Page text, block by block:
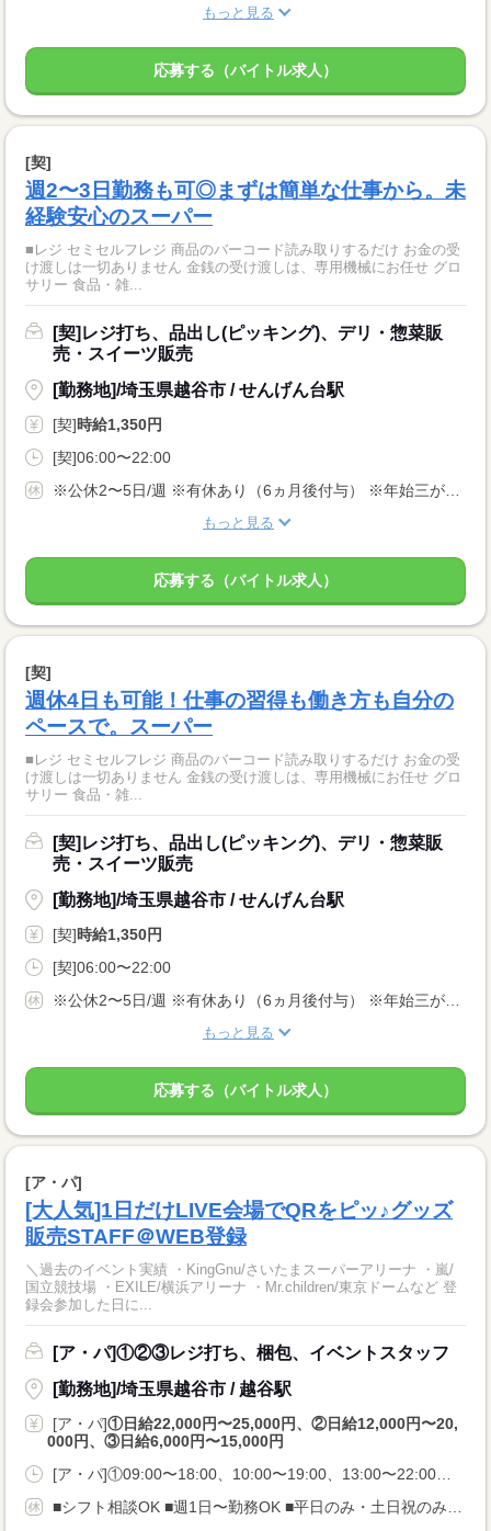
もっと見る
応募する（バイトル求人）
[契]
週2〜3日勤務も可◎まずは簡単な仕事から。未
経験安心のスーパー
■レジ セミセルフレジ 商品のバーコード読み取りするだけ お金の受
け渡しは一切ありません 金銭の受け渡しは、専用機械にお任せ グロ
サリー 食品・雑...
[契]レジ打ち、品出し(ピッキング)、デリ・惣菜販
売・スイーツ販売
[勤務地]/埼玉県越谷市 / せんげん台駅
[契]時給1,350円
[契]06:00〜22:00
もっと見る
応募する（バイトル求人）
[契]
週休4日も可能！仕事の習得も働き方も自分の
ペースで。スーパー
■レジ セミセルフレジ 商品のバーコード読み取りするだけ お金の受
け渡しは一切ありません 金銭の受け渡しは、専用機械にお任せ グロ
サリー 食品・雑...
[契]レジ打ち、品出し(ピッキング)、デリ・惣菜販
売・スイーツ販売
[勤務地]/埼玉県越谷市 / せんげん台駅
[契]時給1,350円
[契]06:00〜22:00
もっと見る
応募する（バイトル求人）
[ア・パ]
[大人気]1日だけLIVE会場でQRをピッ♪グッズ
販売STAFF＠WEB登録
＼過去のイベント実績 ・KingGnu/さいたまスーパーアリーナ ・嵐/
国立競技場 ・EXILE/横浜アリーナ ・Mr.children/東京ドームなど 登
録会参加した日に...
[ア・パ]①②③レジ打ち、梱包、イベントスタッフ
[勤務地]/埼玉県越谷市 / 越谷駅
[ア・パ]①日給22,000円〜25,000円、②日給12,000円〜20,
000円、③日給6,000円〜15,000円